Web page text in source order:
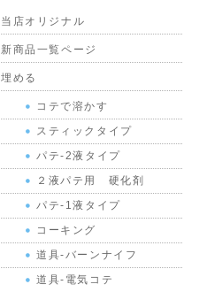
当店オリジナル
新商品一覧ページ
埋める
コテで溶かす
スティックタイプ
パテ-2液タイプ
２液パテ用 硬化剤
パテ-1液タイプ
コーキング
道具-バーンナイフ
道具-電気コテ